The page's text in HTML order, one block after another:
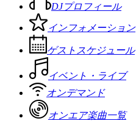
DJプロフィール
インフォメーション
ゲストスケジュール
イベント・ライブ
オンデマンド
オンエア楽曲一覧